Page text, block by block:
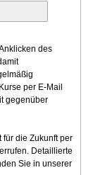
des
per E-Mail
gegenüber
die Zukunft per
Detaillierte
Sie in unserer